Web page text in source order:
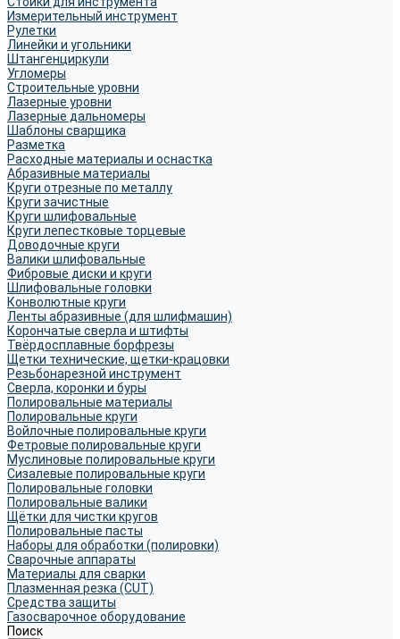
Измерительный инструмент
Рулетки
Линейки и угольники
Штангенциркули
Угломеры
Строительные уровни
Лазерные уровни
Лазерные дальномеры
Шаблоны сварщика
Разметка
Расходные материалы и оснастка
Абразивные материалы
Круги отрезные по металлу
Круги зачистные
Круги шлифовальные
Круги лепестковые торцевые
Доводочные круги
Валики шлифовальные
Фибровые диски и круги
Шлифовальные головки
Конволютные круги
Ленты абразивные (для шлифмашин)
Корончатые сверла и штифты
Твёрдосплавные борфрезы
Щетки технические, щетки-крацовки
Резьбонарезной инструмент
Сверла, коронки и буры
Полировальные материалы
Полировальные круги
Войлочные полировальные круги
Фетровые полировальные круги
Муслиновые полировальные круги
Cизалевые полировальные круги
Полировальные головки
Полировальные валики
Щётки для чистки кругов
Полировальные пасты
Наборы для обработки (полировки)
Сварочные аппараты
Материалы для сварки
Плазменная резка (CUT)
Средства защиты
Газосварочное оборудование
Поиск